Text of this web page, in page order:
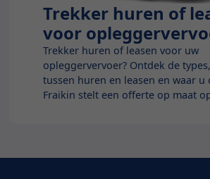
Blog
Trekker huren of
voor
Trekker huren of leasen voor uw
opleggervervoer? Ontdek de
tussen huren en leasen en waar u
Fraikin stelt een offerte op maat